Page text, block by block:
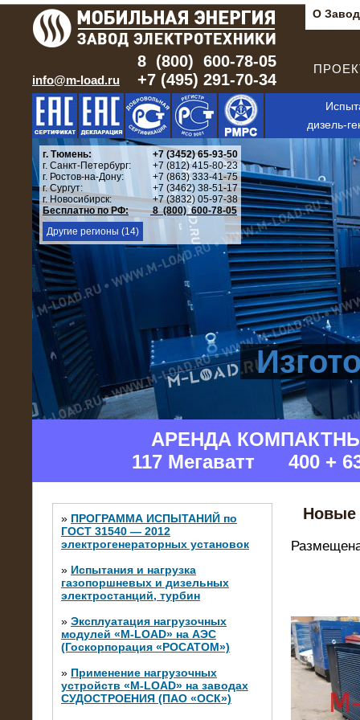
О
info@m-load.ru
8 (800) 600-78-05
+7 (495) 291-70-34
дизель-
г. Тюмень:
+7 (3452) 65-93-50
г. Санкт-Петербург:
+7 (812) 415-80-23
г. Ростов-на-Дону:
+7 (863) 333-41-75
г. Сургут:
+7 (3462) 38-51-17
г. Новосибирск:
+7 (3832) 05-97-38
Бесплатно по РФ:
8 (800) 600-78-05
Другие регионы (14)
АРЕНДА
117 Мегаватт 400 +
» ПРОГРАММА ИСПЫТАНИЙ по
ГОСТ 31540 — 2012
электрогенераторных установок
» Испытания и нагрузка
газопоршневых и дизельных
электростанций, турбин
» Эксплуатация нагрузочных
модулей «M-LOAD» на АЭС
(Госкорпорация «РОСАТОМ»)
» Применение нагрузочных
устройств «M-LOAD» на заводах
СУДОСТРОЕНИЯ (ПАО «ОСК»)
Новые